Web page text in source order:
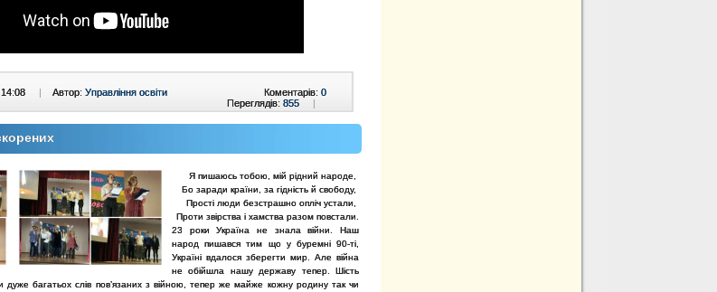
| Автор: Управління освіти Коментарів: 0
Переглядів: 855 |
Я пишаюсь тобою, мій рідний народе,
Бо заради країни, за гідність й свободу,
Прості люди безстрашно опліч устали,
Проти звірства і хамства разом повстали.
23 роки Україна не знала війни. Наш
народ пишався тим що у буремні 90-ті,
Україні вдалося зберегти мир. Але війна
не обійшла нашу державу тепер. Шість
багатьох слів пов’язаних з війною, тепер же майже кожну родину так чи